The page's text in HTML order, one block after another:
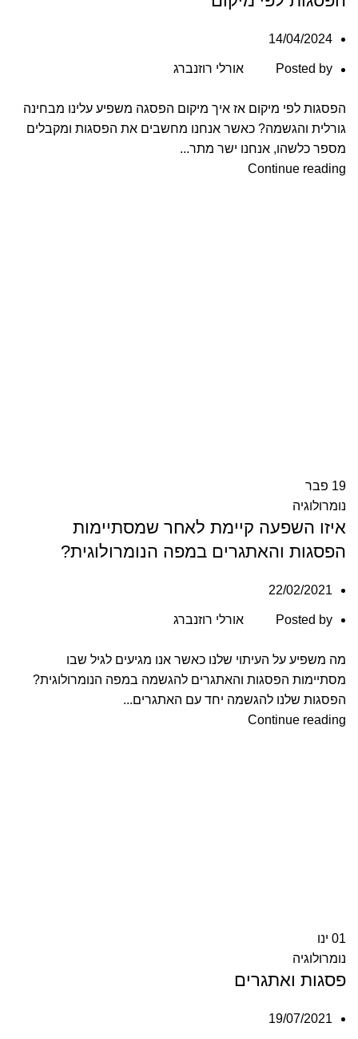
14/04/2024
Posted by אורלי רוזנברג
הפסגות לפי מיקום אז איך מיקום הפסגה משפיע עלינו מבחינה
גורלית והגשמה? כאשר אנחנו מחשבים את הפסגות ומקבלים
מספר כלשהו, אנחנו ישר מתר...
Continue reading
19 פבר
נומרולוגיה
איזו השפעה קיימת לאחר שמסתיימות
הפסגות והאתגרים במפה הנומרולוגית?
22/02/2021
Posted by אורלי רוזנברג
מה משפיע על העיתוי שלנו כאשר אנו מגיעים לגיל שבו
מסתיימות הפסגות והאתגרים להגשמה במפה הנומרולוגית?
הפסגות שלנו להגשמה יחד עם האתגרים...
Continue reading
01 ינו
נומרולוגיה
פסגות ואתגרים
19/07/2021